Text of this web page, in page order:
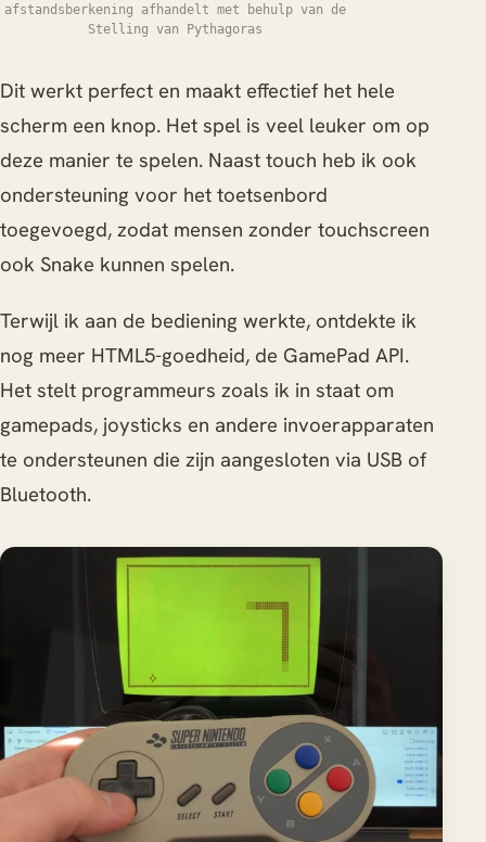
afstandsberkening afhandelt met behulp van de
Stelling van Pythagoras
Dit werkt perfect en maakt effectief het hele
scherm een knop. Het spel is veel leuker om op
deze manier te spelen. Naast touch heb ik ook
ondersteuning voor het toetsenbord
toegevoegd, zodat mensen zonder touchscreen
ook Snake kunnen spelen.
Terwijl ik aan de bediening werkte, ontdekte ik
nog meer HTML5-goedheid, de GamePad API.
Het stelt programmeurs zoals ik in staat om
gamepads, joysticks en andere invoerapparaten
te ondersteunen die zijn aangesloten via USB of
Bluetooth.